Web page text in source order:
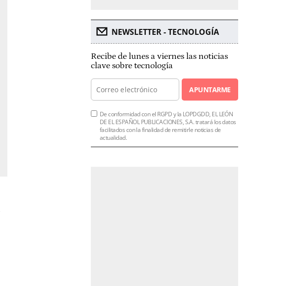
NEWSLETTER - TECNOLOGÍA
Recibe de lunes a viernes las noticias
clave sobre tecnología
APUNTARME
De conformidad con el RGPD y la LOPDGDD, EL LEÓN
DE EL ESPAÑOL PUBLICACIONES, S.A. tratará los datos
facilitados con la finalidad de remitirle noticias de
actualidad.